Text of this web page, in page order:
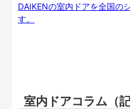
DAIKENの室内ドアを全国の
す。
室内ドアコラム（記